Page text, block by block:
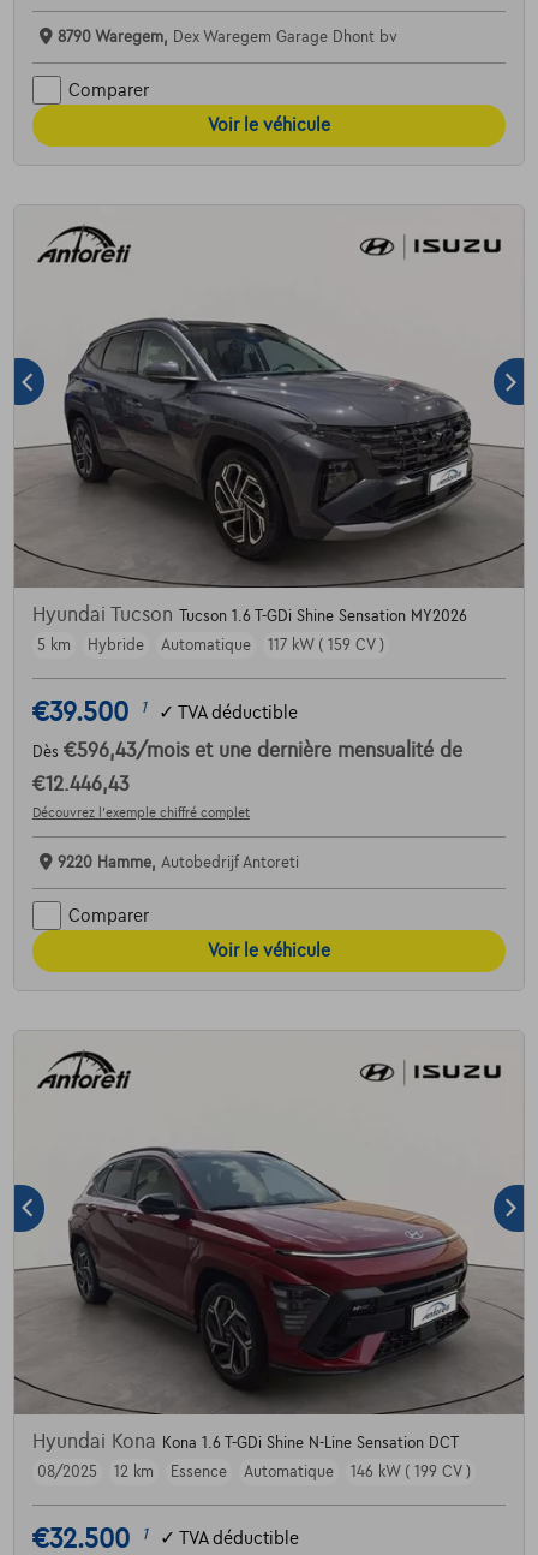
8790 Waregem, Dex Waregem Garage Dhont bv
Comparer
Voir le véhicule
Hyundai Tucson
Tucson 1.6 T-GDi Shine Sensation MY2026
5 km
Hybride Automatique 117 kW ( 159 CV )
€39.500 1 ✓ TVA déductible
Dès €596,43/mois et une dernière mensualité de
€12.446,43
Découvrez l’exemple chiffré complet
9220 Hamme, Autobedrijf Antoreti
Comparer
Voir le véhicule
Hyundai Kona Kona 1.6 T-GDi Shine N-Line Sensation DCT
08/2025
12 km Essence Automatique 146 kW ( 199 CV )
€32.500 1 ✓ TVA déductible